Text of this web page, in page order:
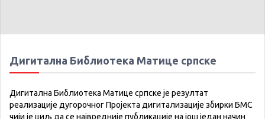
Дигитална Библиотека Матице српске
Дигитална Библиотека Матице српске је резултат
реализације дугорочног Пројекта дигитализације збирки БМС
чији је циљ да се највредније публикације на још један начин